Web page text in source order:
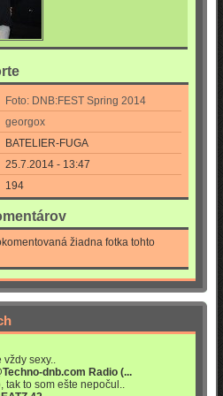
Foto: DNB:FEST Spring 2014
georgox
BATELIER-FUGA
25.7.2014 - 13:47
194
žiadna fotka tohto
vždy sexy..
dnb.com Radio (...
tak to som ešte nepočul..